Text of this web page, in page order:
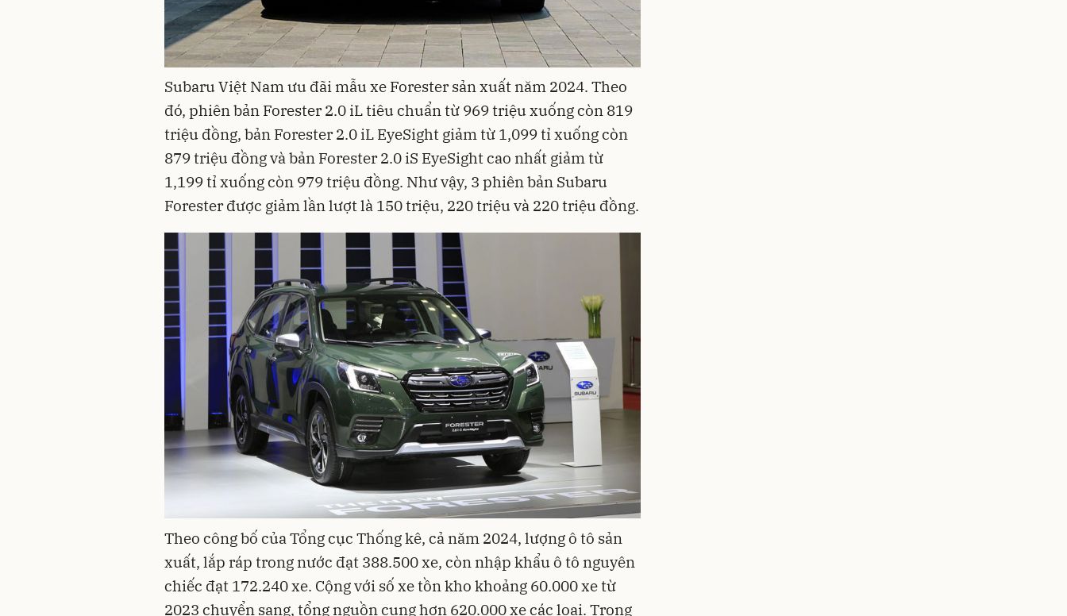
Subaru Việt Nam ưu đãi mẫu xe Forester sản xuất năm 2024. Theo
đó, phiên bản Forester 2.0 iL tiêu chuẩn từ 969 triệu xuống còn 819
triệu đồng, bản Forester 2.0 iL EyeSight giảm từ 1,099 tỉ xuống còn
879 triệu đồng và bản Forester 2.0 iS EyeSight cao nhất giảm từ
1,199 tỉ xuống còn 979 triệu đồng. Như vậy, 3 phiên bản Subaru
Forester được giảm lần lượt là 150 triệu, 220 triệu và 220 triệu đồng.
Theo công bố của Tổng cục Thống kê, cả năm 2024, lượng ô tô sản
xuất, lắp ráp trong nước đạt 388.500 xe, còn nhập khẩu ô tô nguyên
chiếc đạt 172.240 xe. Cộng với số xe tồn kho khoảng 60.000 xe từ
2023 chuyển sang, tổng nguồn cung hơn 620.000 xe các loại. Trong